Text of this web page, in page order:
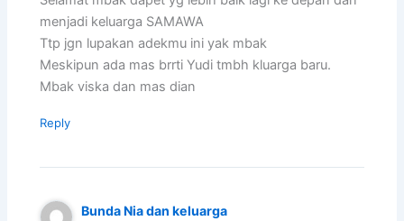
menjadi keluarga SAMAWA
Ttp jgn lupakan adekmu ini yak mbak
Meskipun ada mas brrti Yudi tmbh kluarga baru.
Mbak viska dan mas dian
Reply
Bunda Nia dan keluarga